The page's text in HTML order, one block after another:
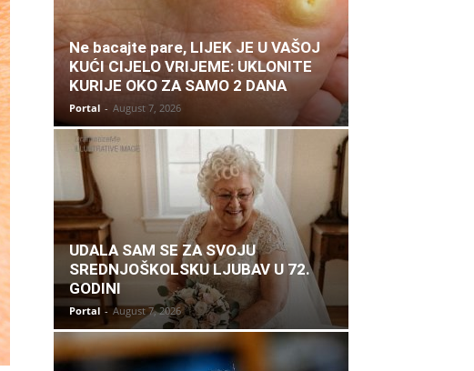
Ne bacajte pare, LIJEK JE U VAŠOJ
KUĆI CIJELO VRIJEME: UKLONITE
KURIJE OKO ZA SAMO 2 DANA
Portal - August 7, 2026
UDALA SAM SE ZA SVOJU
SREDNJOŠKOLSKU LJUBAV U 72.
GODINI
Portal - August 7, 2026